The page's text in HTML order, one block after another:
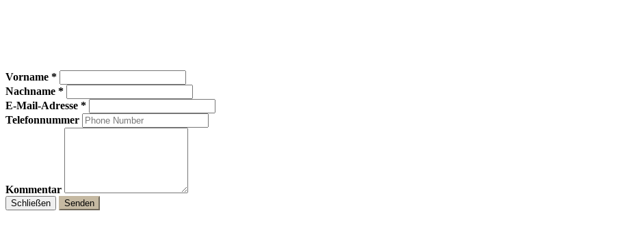
Vorname *
Nachname *
E-Mail-Adresse *
Telefonnummer
Kommentar
Schließen Senden